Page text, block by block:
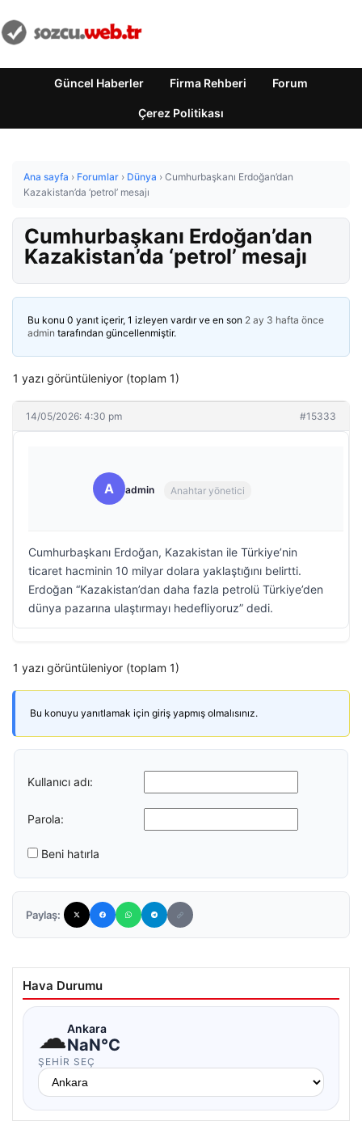
Güncel Haberler Firma Rehberi Forum
Çerez Politikası
Ana sayfa › Forumlar › Dünya › Cumhurbaşkanı Erdoğan’dan
Kazakistan’da ‘petrol’ mesajı
Cumhurbaşkanı Erdoğan’dan
Kazakistan’da ‘petrol’ mesajı
Bu konu 0 yanıt içerir, 1 izleyen vardır ve en son 2 ay 3 hafta önce
admin tarafından güncellenmiştir.
1 yazı görüntüleniyor (toplam 1)
14/05/2026: 4:30 pm #15333
A admin Anahtar yönetici
Cumhurbaşkanı Erdoğan, Kazakistan ile Türkiye’nin
ticaret hacminin 10 milyar dolara yaklaştığını belirtti.
Erdoğan “Kazakistan’dan daha fazla petrolü Türkiye’den
dünya pazarına ulaştırmayı hedefliyoruz” dedi.
1 yazı görüntüleniyor (toplam 1)
Bu konuyu yanıtlamak için giriş yapmış olmalısınız.
Kullanıcı adı:
Parola:
Beni hatırla
Paylaş:
Hava Durumu
☁Ankara
NaN°C
ŞEHIR SEÇ